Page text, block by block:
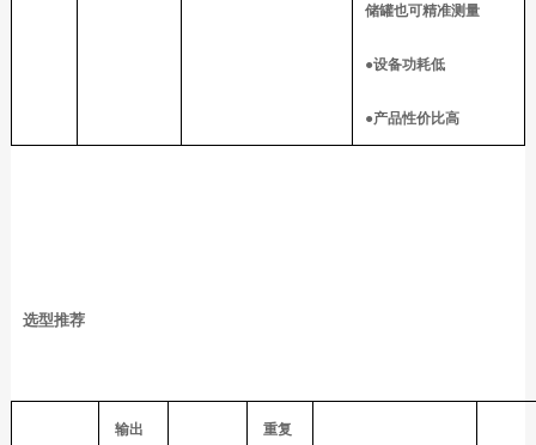
储罐也可精准测量
●设备功耗低
●产品性价比高
选型推荐
输出 重复